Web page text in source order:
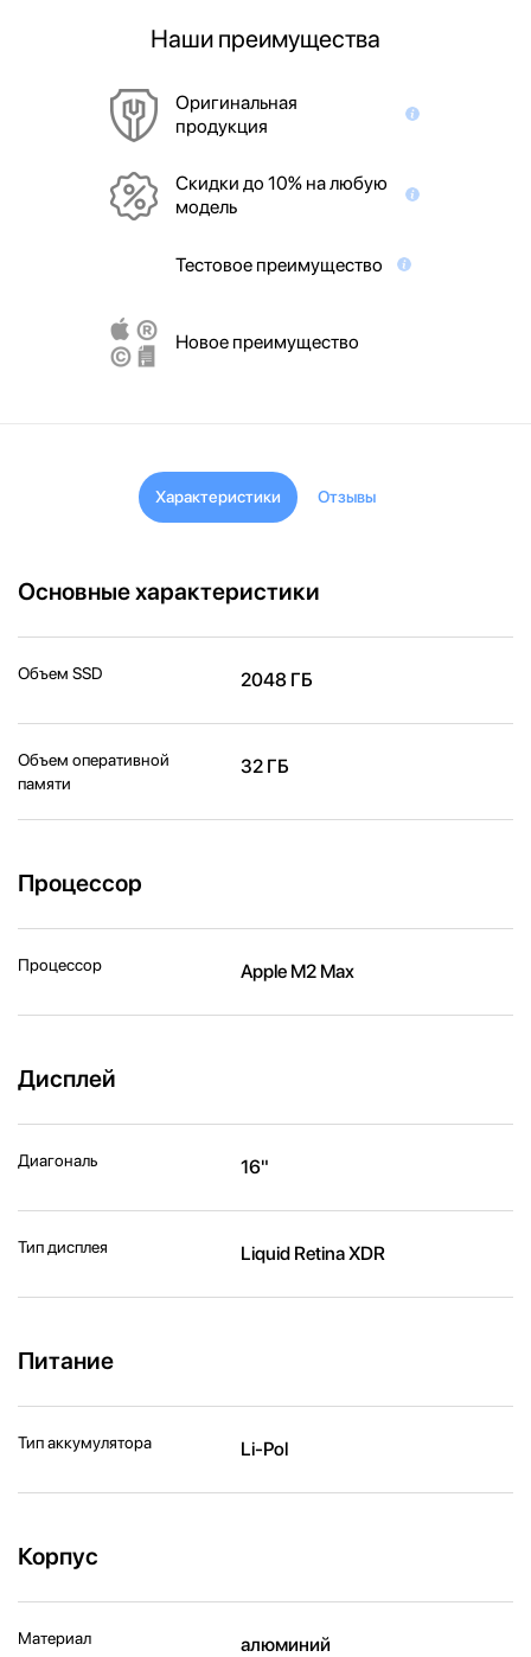
Наши преимущества
Оригинальная
продукция
Скидки до 10% на любую
модель
Тестовое преимущество
Новое преимущество
Характеристики Отзывы
Основные характеристики
Объем SSD 2048 ГБ
Объем оперативной
памяти
32 ГБ
Процессор
Процессор Apple M2 Max
Дисплей
Диагональ 16"
Тип дисплея Liquid Retina XDR
Питание
Тип аккумулятора Li-Pol
Корпус
Материал алюминий